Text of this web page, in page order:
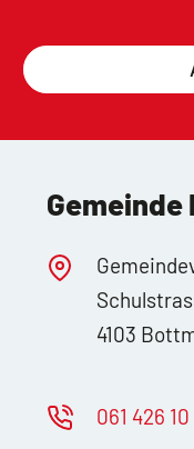
4103
061 426 10